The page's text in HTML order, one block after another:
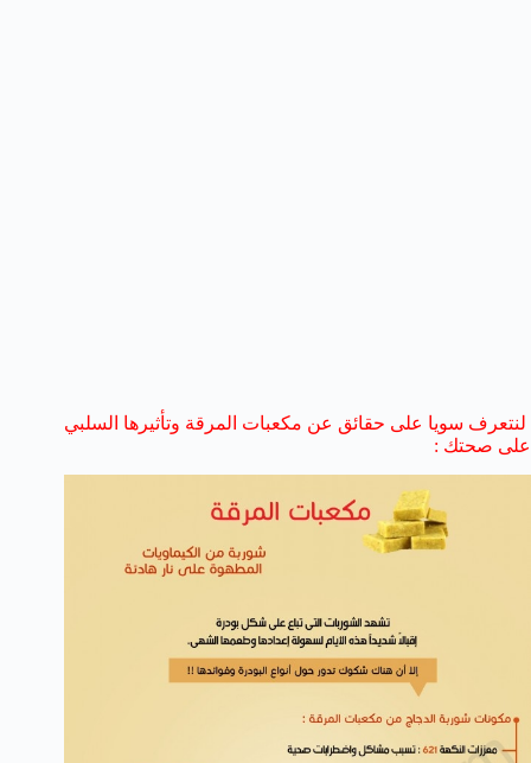
لنتعرف سويا على حقائق عن مكعبات المرقة وتأثيرها السلبي
على صحتك :